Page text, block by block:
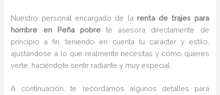
Nuestro personal encargado de la renta de trajes para
hombre en Peña pobrete asesora directamente de
principio a fin, teniendo en cuenta tu carácter y estilo,
ajustándose a lo que realmente necesitas y cómo quieres
verte, haciéndote sentir radiante y muy especial.
A continuación, te recordamos algunos detalles para